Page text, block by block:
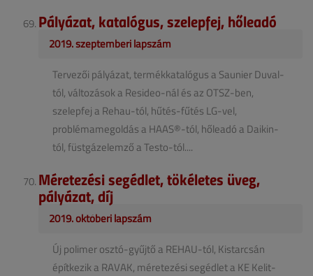
Pályázat, katalógus, szelepfej, hőleadó
2019. szeptemberi lapszám
Tervezői pályázat, termékkatalógus a Saunier Duval-
tól, változások a Resideo-nál és az OTSZ-ben,
szelepfej a Rehau-tól, hűtés-fűtés LG-vel,
problémamegoldás a HAAS®-tól, hőleadó a Daikin-
tól, füstgázelemző a Testo-tól....
Méretezési segédlet, tökéletes üveg,
pályázat, díj
2019. októberi lapszám
Új polimer osztó-gyűjtő a REHAU-tól, Kistarcsán
építkezik a RAVAK, méretezési segédlet a KE Kelit-